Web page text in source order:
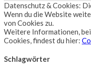
Datenschutz & Cookies:
Wenn du die Website
von Cookies zu.
Weitere Informationen,
Cookies, findest du hier:
Schlagwörter